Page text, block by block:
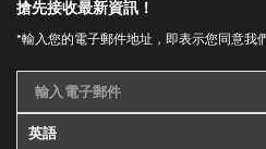
搶先接收最新資訊！
*輸入您的電子郵件地址，即表示您同意我
輸入電子郵件